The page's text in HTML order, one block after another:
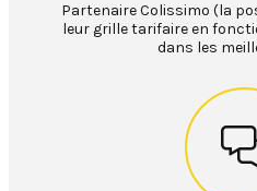
Partenaire Colissimo (la
leur grille tarifaire en
dans les